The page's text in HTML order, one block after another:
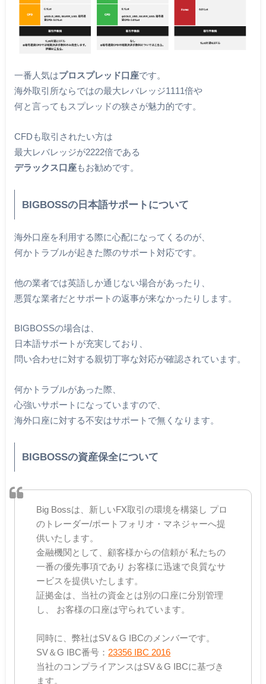
一番人気はプロスプレッド口座です。
海外取引所ならではの最大レバレッジ1111倍や
何と言ってもスプレッドの狭さが魅力的です。
CFDも取引されたい方は
最大レバレッジが2222倍である
デラックス口座もお勧めです。
BIGBOSSの日本語サポートについて
海外口座を利用する際に心配になってくるのが、
何かトラブルが起きた際のサポート対応です。
他の業者では英語しか通じない場合があったり、
悪質な業者だとサポートの返事が来なかったりします。
BIGBOSSの場合は、
日本語サポートが充実しており、
問い合わせに対する親切丁寧な対応が確認されています。
何かトラブルがあった際、
心強いサポートになっていますので、
海外口座に対する不安はサポートで無くなります。
BIGBOSSの資産保全について
Big Bossは、新しいFX取引の環境を構築し プロ
のトレーダー/ポートフォリオ・マネジャーへ提
供いたします。
金融機関として、顧客様からの信頼が 私たちの
一番の優先事項であり お客様に迅速で良質なサ
ービスを提供いたします。
証拠金は、当社の資金とは別の口座に分別管理
し、 お客様の口座は守られています。
同時に、弊社はSV＆G IBCのメンバーです。
SV＆G IBC番号： 23356 IBC 2016
当社のコンプライアンスはSV＆G IBCに基づき
ます。